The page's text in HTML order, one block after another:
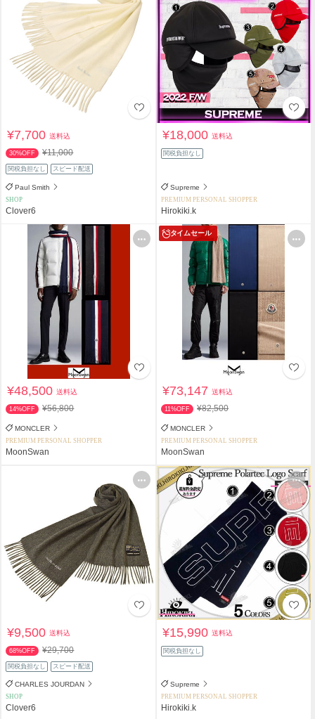
¥7,700送料込
30%OFF ¥11,000
関税負担なし スピード配送
Paul Smith
SHOP
Clover6
¥18,000送料込
関税負担なし
Supreme
PREMIUM PERSONAL SHOPPER
Hirokiki.k
¥48,500送料込
14%OFF ¥56,800
MONCLER
PREMIUM PERSONAL SHOPPER
MoonSwan
タイムセール
¥73,147送料込
11%OFF ¥82,500
MONCLER
PREMIUM PERSONAL SHOPPER
MoonSwan
¥9,500送料込
68%OFF ¥29,700
関税負担なし スピード配送
CHARLES JOURDAN
SHOP
Clover6
¥15,990送料込
関税負担なし
Supreme
PREMIUM PERSONAL SHOPPER
Hirokiki.k